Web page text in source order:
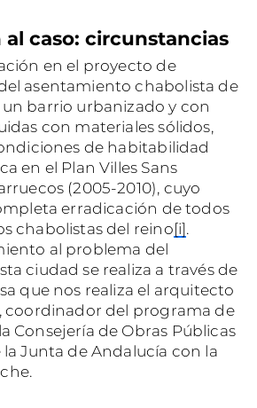
caso: circunstancias
en el proyecto de
asentamiento chabolista de
barrio urbanizado y con
con materiales sólidos,
de habitabilidad
en el Plan Villes Sans
(2005-2010), cuyo
erradicación de todos
chabolistas del reino[i].
al problema del
ciudad se realiza a través de
que nos realiza el arquitecto
coordinador del programa de
Consejería de Obras Públicas
Junta de Andalucía con la